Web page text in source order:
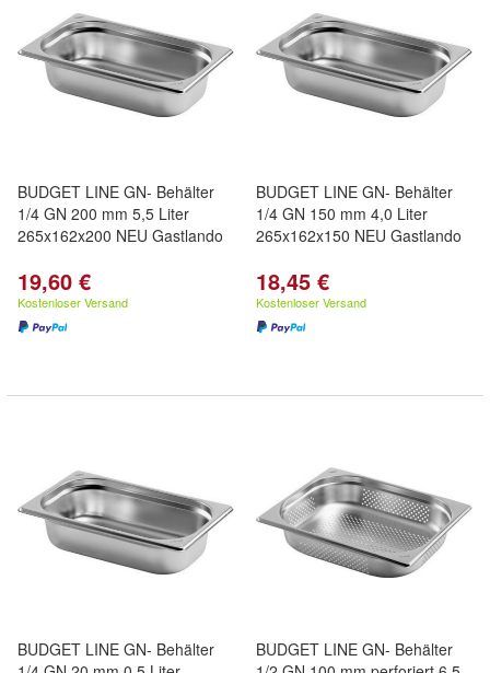
BUDGET LINE GN- Behälter
1/4 GN 200 mm 5,5 Liter
265x162x200 NEU Gastlando
19,60 €
Kostenloser Versand
BUDGET LINE GN- Behälter
1/4 GN 150 mm 4,0 Liter
265x162x150 NEU Gastlando
18,45 €
Kostenloser Versand
BUDGET LINE GN- Behälter
BUDGET LINE GN- Behälter